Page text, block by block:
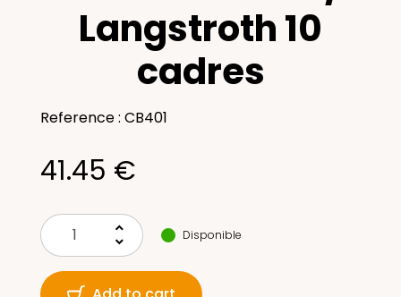
Langstroth 10
cadres
Reference : CB401
41.45 €
keyboard_arrow_up
keyboard_arrow_down
Disponible